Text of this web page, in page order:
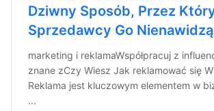
Dziwny Sposób, Przez
Sprzedawcy Go
marketing i reklamaWspółpracuj z
znane zCzy Wiesz Jak reklamować się
Reklama jest kluczowym elementem w
...